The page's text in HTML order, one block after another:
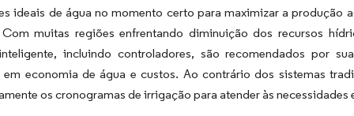
ideais de água no momento certo para maximizar a produção
muitas regiões enfrentando diminuição dos recursos
incluindo controladores, são recomendados por
em economia de água e custos. Ao contrário dos sistemas
os cronogramas de irrigação para atender às